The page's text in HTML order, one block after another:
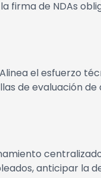
firma de NDAs
el esfuerzo
de evaluación
anticipar la